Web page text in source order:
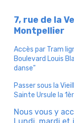
7, rue de la
Montpellier
Accès par Tram
Boulevard Louis
danse"
Passer sous la
Sainte Ursule la
Nous vous y